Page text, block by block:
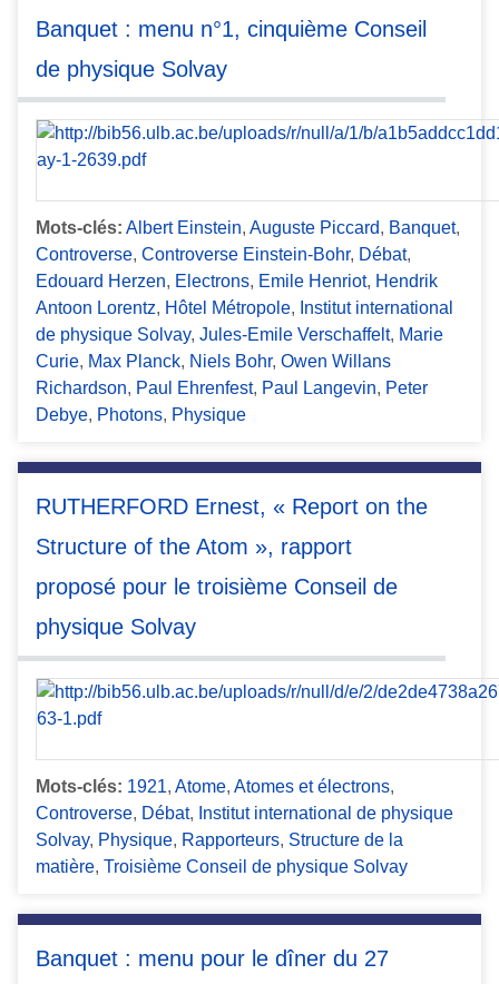
Banquet : menu n°1, cinquième Conseil
de physique Solvay
Mots-clés: Albert Einstein, Auguste Piccard, Banquet,
Controverse, Controverse Einstein-Bohr, Débat,
Edouard Herzen, Electrons, Emile Henriot, Hendrik
Antoon Lorentz, Hôtel Métropole, Institut international
de physique Solvay, Jules-Emile Verschaffelt, Marie
Curie, Max Planck, Niels Bohr, Owen Willans
Richardson, Paul Ehrenfest, Paul Langevin, Peter
Debye, Photons, Physique
RUTHERFORD Ernest, « Report on the
Structure of the Atom », rapport
proposé pour le troisième Conseil de
physique Solvay
Mots-clés: 1921, Atome, Atomes et électrons,
Controverse, Débat, Institut international de physique
Solvay, Physique, Rapporteurs, Structure de la
matière, Troisième Conseil de physique Solvay
Banquet : menu pour le dîner du 27